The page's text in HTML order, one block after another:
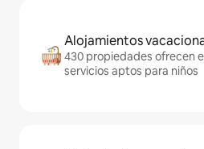
Alojamientos
430 propiedades ofrecen
servicios aptos para niños